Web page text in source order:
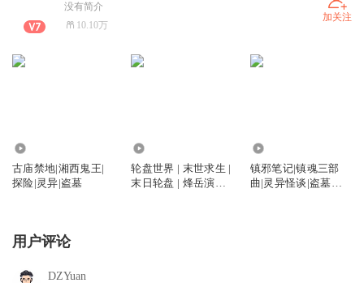
没有简介
10.10万
加关注
古庙禁地|湘西鬼王|
探险|灵异|盗墓
轮盘世界 | 末世求生 |
末日轮盘 | 烽岳演播 |
镇邪笔记|镇魂三部
曲|灵异怪谈|盗墓探
用户评论
DZYuan